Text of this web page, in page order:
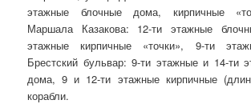
этажные блочные дома, кирпичные
Маршала Казакова: 12-ти этажные
этажные кирпичные «точки», 9-ти
Брестский бульвар: 9-ти этажные и 14-ти
дома, 9 и 12-ти этажные кирпичные
корабли.